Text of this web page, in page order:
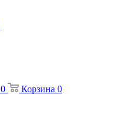
0 Корзина 0